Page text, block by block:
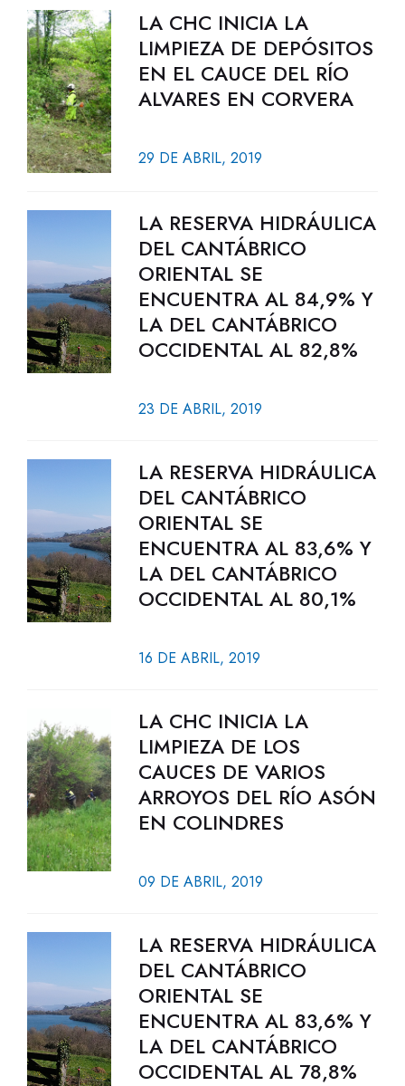
LA CHC INICIA LA
LIMPIEZA DE DEPÓSITOS
EN EL CAUCE DEL RÍO
ALVARES EN CORVERA
29 DE ABRIL, 2019
LA RESERVA HIDRÁULICA
DEL CANTÁBRICO
ORIENTAL SE
ENCUENTRA AL 84,9% Y
LA DEL CANTÁBRICO
OCCIDENTAL AL 82,8%
23 DE ABRIL, 2019
LA RESERVA HIDRÁULICA
DEL CANTÁBRICO
ORIENTAL SE
ENCUENTRA AL 83,6% Y
LA DEL CANTÁBRICO
OCCIDENTAL AL 80,1%
16 DE ABRIL, 2019
LA CHC INICIA LA
LIMPIEZA DE LOS
CAUCES DE VARIOS
ARROYOS DEL RÍO ASÓN
EN COLINDRES
09 DE ABRIL, 2019
LA RESERVA HIDRÁULICA
DEL CANTÁBRICO
ORIENTAL SE
ENCUENTRA AL 83,6% Y
LA DEL CANTÁBRICO
OCCIDENTAL AL 78,8%